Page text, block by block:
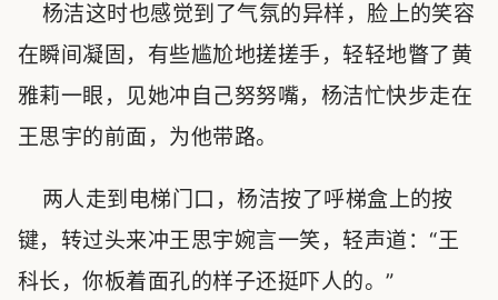
杨洁这时也感觉到了气氛的异样，脸上的笑容
在瞬间凝固，有些尴尬地搓搓手，轻轻地瞥了黄
雅莉一眼，见她冲自己努努嘴，杨洁忙快步走在
王思宇的前面，为他带路。
两人走到电梯门口，杨洁按了呼梯盒上的按
键，转过头来冲王思宇婉言一笑，轻声道：“王
科长，你板着面孔的样子还挺吓人的。”